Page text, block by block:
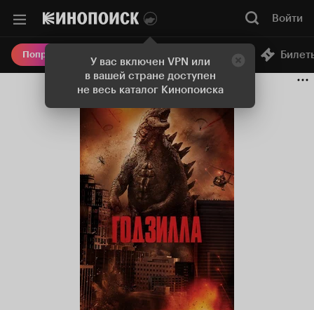
У вас включен VPN или
в вашей стране доступен
не весь каталог Кинопоиска
Войти
Попробовать Плюс Онлайн-кинотеатр